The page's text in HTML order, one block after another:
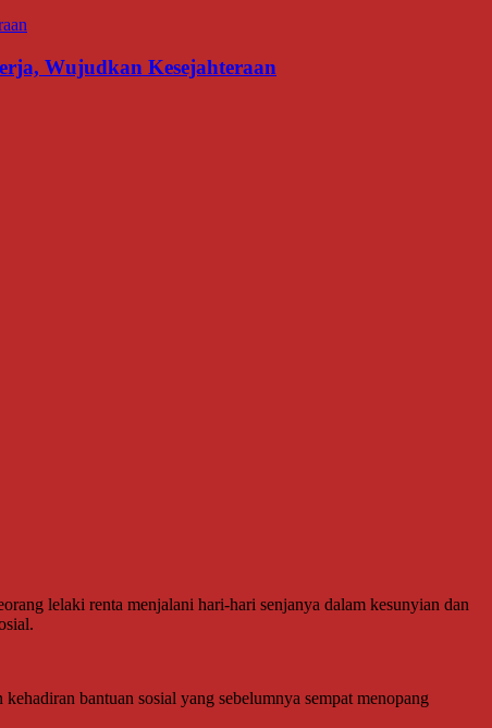
Wujudkan Kesejahteraan
lelaki renta menjalani hari-hari senjanya dalam kesunyian dan
bantuan sosial yang sebelumnya sempat menopang